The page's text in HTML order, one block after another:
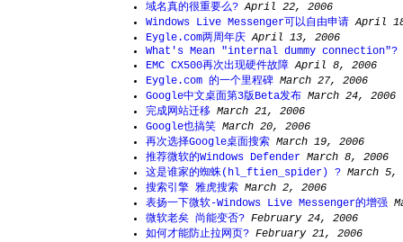
域名真的很重要么? April 22, 2006
Windows Live Messenger可以自由申请 April
Eygle.com两周年庆 April 13, 2006
What's Mean "internal dummy connection"?
EMC CX500再次出现硬件故障 April 8, 2006
Eygle.com 的一个里程碑 March 27, 2006
Google中文桌面第3版Beta发布 March 24, 2006
完成网站迁移 March 21, 2006
Google也搞笑 March 20, 2006
再次选择Google桌面搜索 March 19, 2006
推荐微软的Windows Defender March 8, 2006
这是谁家的蜘蛛(hl_ftien_spider) ? March 5,
搜索引擎 雅虎搜索 March 2, 2006
表扬一下微软-Windows Live Messenger的增强
微软老矣 尚能变否? February 24, 2006
如何才能防止拉网页? February 21, 2006